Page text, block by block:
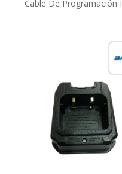
Cable De Programación